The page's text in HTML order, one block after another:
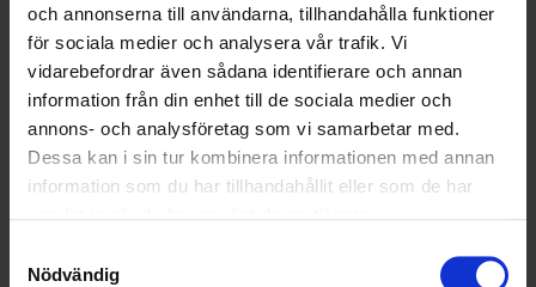
och annonserna till användarna, tillhandahålla funktioner
för sociala medier och analysera vår trafik. Vi
vidarebefordrar även sådana identifierare och annan
information från din enhet till de sociala medier och
annons- och analysföretag som vi samarbetar med.
Dessa kan i sin tur kombinera informationen med annan
information som du har tillhandahållit eller som de har
Nödvändig
RENHÅLLNING
SAMARBETEN
SOCIALT ANSVAR
VELLINGE